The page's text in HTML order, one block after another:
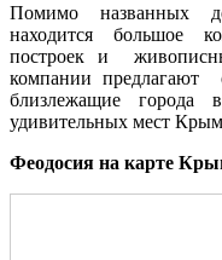
Помимо названных
находится большое
построек и
компании предлагают
близлежащие города
удивительных мест
Феодосия на карте